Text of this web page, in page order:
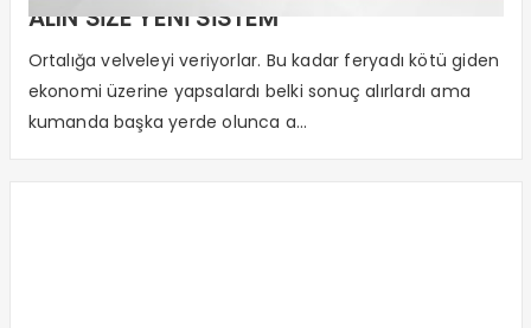
ALIN SİZE YENİ SİSTEM
Ortalığa velveleyi veriyorlar. Bu kadar feryadı kötü giden
ekonomi üzerine yapsalardı belki sonuç alırlardı ama
kumanda başka yerde olunca a...